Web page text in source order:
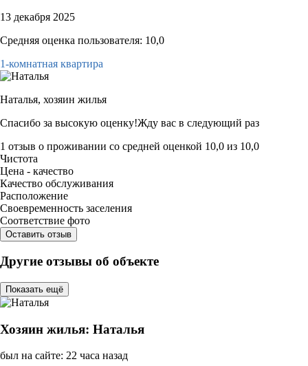
13 декабря 2025
Средняя оценка пользователя: 10,0
1-комнатная квартира
Наталья, хозяин жилья
Спасибо за высокую оценку!Жду вас в следующий раз
1 отзыв о проживании со средней оценкой 10,0 из 10,0
Чистота
Цена - качество
Качество обслуживания
Расположение
Своевременность заселения
Соответствие фото
Оставить отзыв
Другие отзывы об объекте
Показать ещё
Хозяин жилья: Наталья
был на сайте: 22 часа назад